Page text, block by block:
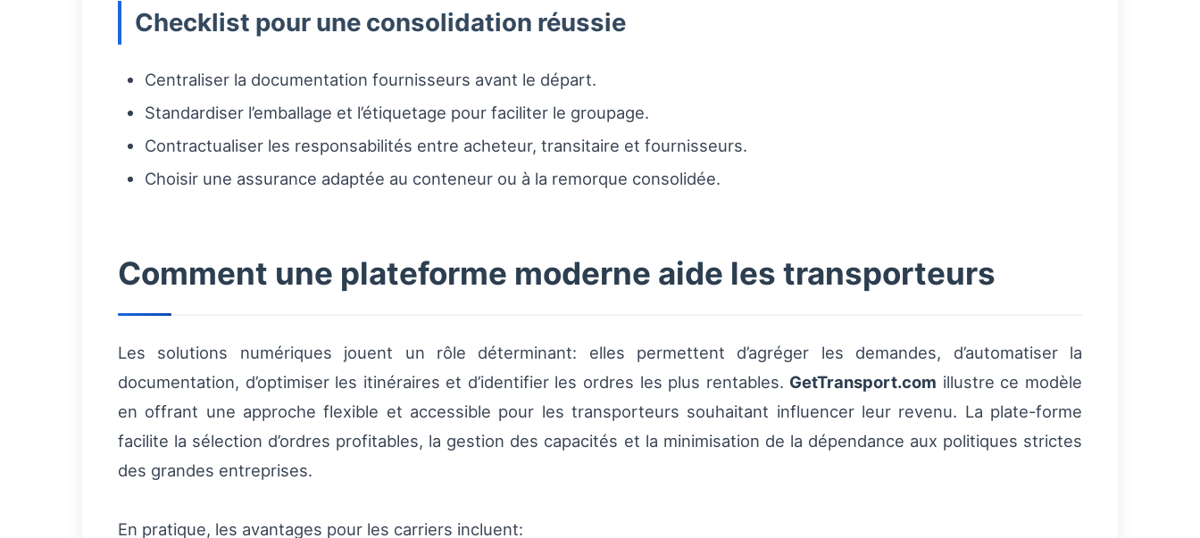
Checklist pour une consolidation réussie
Centraliser la documentation fournisseurs avant le départ.
Standardiser l’emballage et l’étiquetage pour faciliter le groupage.
Contractualiser les responsabilités entre acheteur, transitaire et fournisseurs.
Choisir une assurance adaptée au conteneur ou à la remorque consolidée.
Comment une plateforme moderne aide les transporteurs
Les solutions numériques jouent un rôle déterminant: elles permettent d’agréger les demandes, d’automatiser la
documentation, d’optimiser les itinéraires et d’identifier les ordres les plus rentables. GetTransport.com illustre ce modèle
en offrant une approche flexible et accessible pour les transporteurs souhaitant influencer leur revenu. La plate-forme
facilite la sélection d’ordres profitables, la gestion des capacités et la minimisation de la dépendance aux politiques strictes
des grandes entreprises.
En pratique, les avantages pour les carriers incluent: